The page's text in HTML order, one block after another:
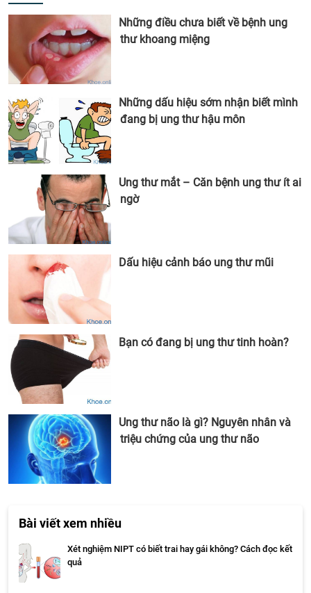
Những điều chưa biết về bệnh ung
thư khoang miệng
Những dấu hiệu sớm nhận biết mình
đang bị ung thư hậu môn
Ung thư mắt – Căn bệnh ung thư ít ai
ngờ
Dấu hiệu cảnh báo ung thư mũi
Bạn có đang bị ung thư tinh hoàn?
Ung thư não là gì? Nguyên nhân và
triệu chứng của ung thư não
Bài viết xem nhiều
Xét nghiệm NIPT có biết trai hay gái không? Cách đọc kết
quả